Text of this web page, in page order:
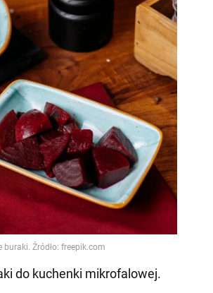
do kuchenki mikrofalowej.